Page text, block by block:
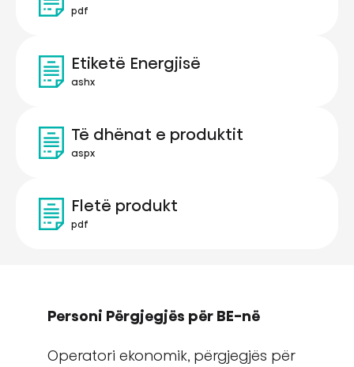
pdf
Etiketë Energjisë
ashx
Të dhënat e produktit
aspx
Fletë produkt
pdf
Personi Përgjegjës për BE-në
Operatori ekonomik, përgjegjës për